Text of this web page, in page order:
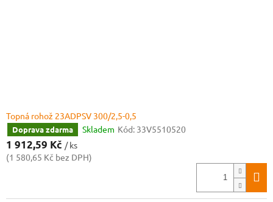
Topná rohož 23ADPSV 300/2,5-0,5
Doprava zdarma Skladem Kód: 33V5510520
1 912,59 Kč / ks
(1 580,65 Kč bez DPH)